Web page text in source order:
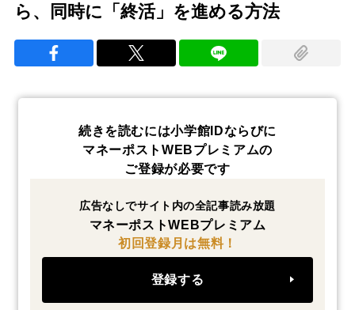
ら、同時に「終活」を進める方法
続きを読むには小学館IDならびに
マネーポストWEBプレミアムの
ご登録が必要です
広告なしでサイト内の全記事読み放題
マネーポストWEBプレミアム
初回登録月は無料！
登録する